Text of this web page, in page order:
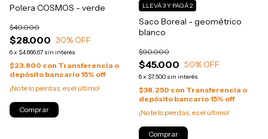
Polera COSMOS - verde
$28.000
$40.000
30% OFF
6x $4.666,67 sin interés
$23.800 con Transferencia o
depósito bancario 15% off
¡No te lo pierdas, es el último!
Comprar
Saco Boreal - geométrico
blanco
$45.000
$90.000
50% OFF
6x $7.500 sin interés
LLEVÁ 3 Y PAGÁ 2
$38.250 con Transferencia o
depósito bancario 15% off
¡No te lo pierdas, es el último!
Comprar